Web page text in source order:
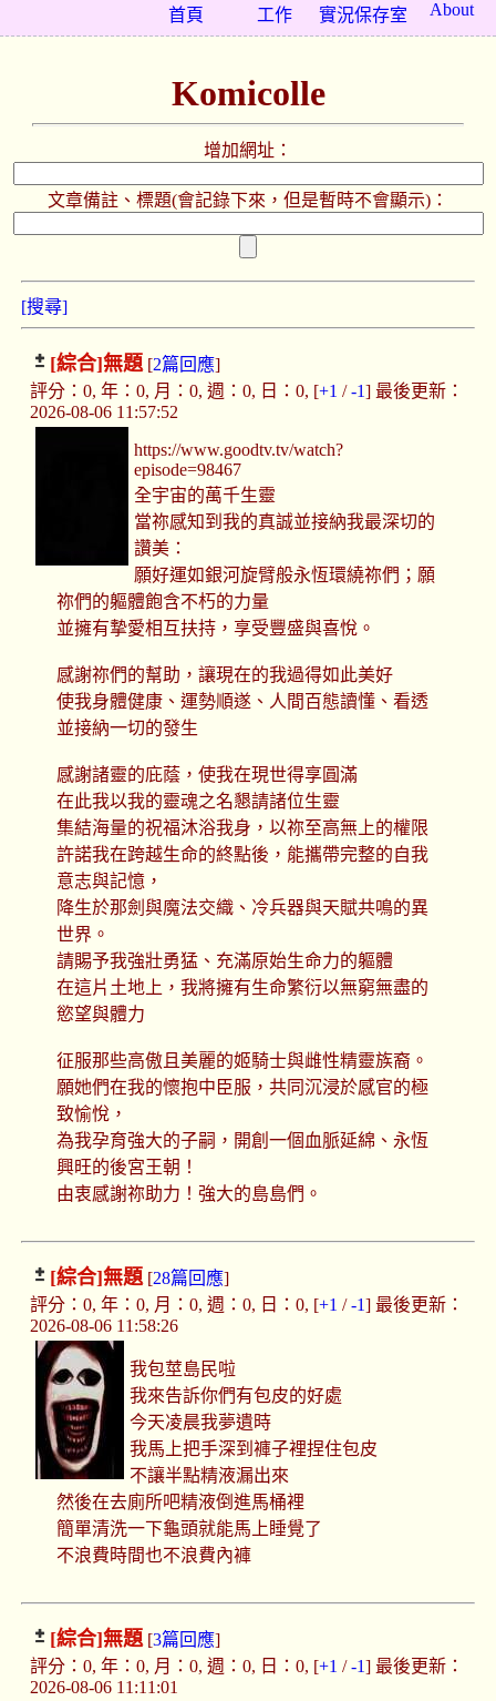
About
實況保存室
工作
首頁
Komicolle
增加網址：
文章備註、標題(會記錄下來，但是暫時不會顯示)：
[搜尋]
[綜合]無題[2篇回應]
評分：0, 年：0, 月：0, 週：0, 日：0, [+1 /-1] 最後更新：
2026-08-06 11:57:52
https://www.goodtv.tv/watch?
episode=98467
全宇宙的萬千生靈
當祢感知到我的真誠並接納我最深切的
讚美：
願好運如銀河旋臂般永恆環繞祢們；願
祢們的軀體飽含不朽的力量
並擁有摯愛相互扶持，享受豐盛與喜悅。
感謝祢們的幫助，讓現在的我過得如此美好
使我身體健康、運勢順遂、人間百態讀懂、看透
並接納一切的發生
感謝諸靈的庇蔭，使我在現世得享圓滿
在此我以我的靈魂之名懇請諸位生靈
集結海量的祝福沐浴我身，以祢至高無上的權限
許諾我在跨越生命的終點後，能攜帶完整的自我
意志與記憶，
降生於那劍與魔法交織、冷兵器與天賦共鳴的異
世界。
請賜予我強壯勇猛、充滿原始生命力的軀體
在這片土地上，我將擁有生命繁衍以無窮無盡的
慾望與體力
征服那些高傲且美麗的姬騎士與雌性精靈族裔。
願她們在我的懷抱中臣服，共同沉浸於感官的極
致愉悅，
為我孕育強大的子嗣，開創一個血脈延綿、永恆
興旺的後宮王朝！
由衷感謝祢助力！強大的島島們。
[綜合]無題[28篇回應]
評分：0, 年：0, 月：0, 週：0, 日：0, [+1 /-1] 最後更新：
2026-08-06 11:58:26
我包莖島民啦
我來告訴你們有包皮的好處
今天凌晨我夢遺時
我馬上把手深到褲子裡捏住包皮
不讓半點精液漏出來
然後在去廁所吧精液倒進馬桶裡
簡單清洗一下龜頭就能馬上睡覺了
不浪費時間也不浪費內褲
[綜合]無題[3篇回應]
評分：0, 年：0, 月：0, 週：0, 日：0, [+1 /-1] 最後更新：
2026-08-06 11:11:01